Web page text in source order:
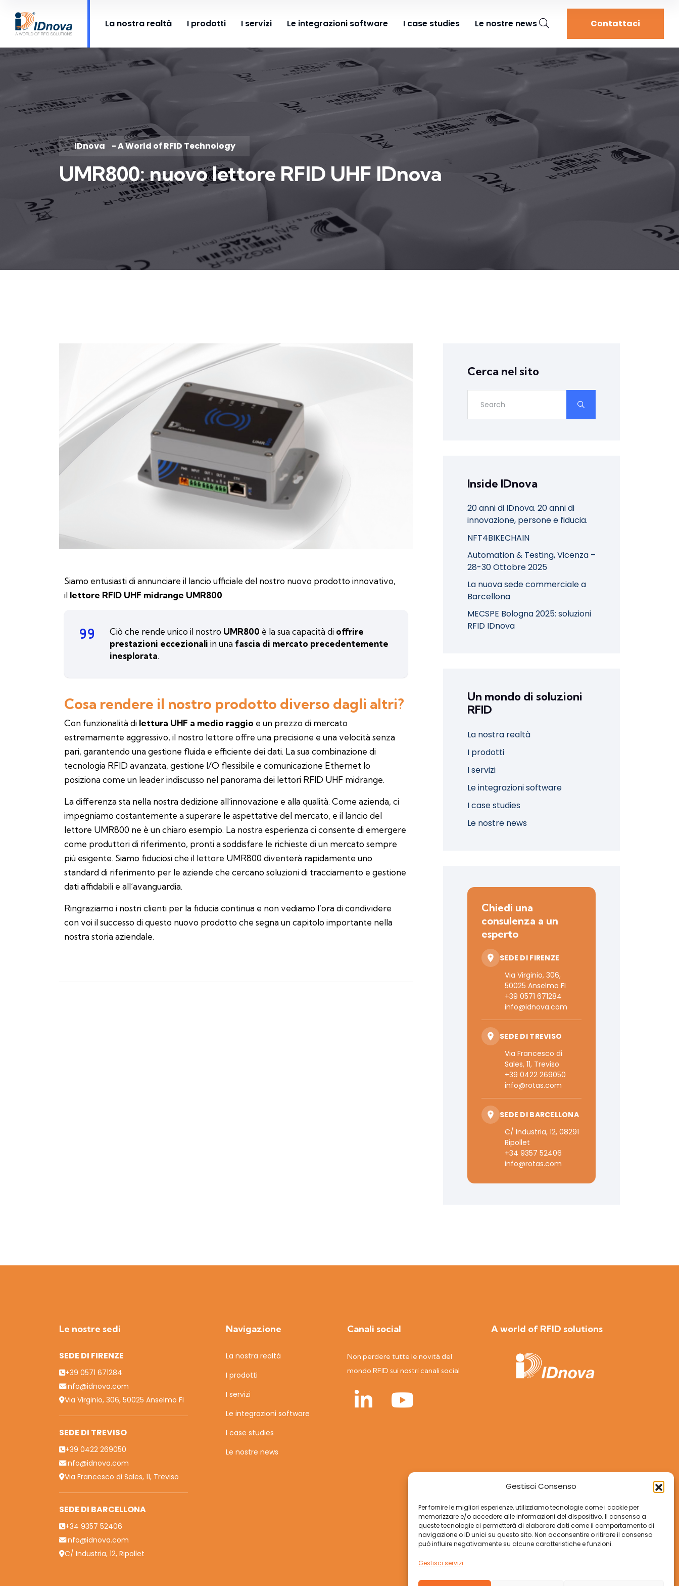
Gestisci Consenso
Per fornire le migliori esperienze, utilizziamo tecnologie come i cookie per
memorizzare e/o accedere alle informazioni del dispositivo. Il consenso a
queste tecnologie ci permetterà di elaborare dati come il comportamento di
navigazione o ID unici su questo sito. Non acconsentire o ritirare il consenso
può influire negativamente su alcune caratteristiche e funzioni.
Gestisci servizi
La nostra realtà I prodotti I servizi Le integrazioni software I case studies Le nostre news Contattaci
IDnova - A World of RFID Technology
UMR800: nuovo lettore RFID UHF IDnova
Siamo entusiasti di annunciare il lancio ufficiale del nostro nuovo prodotto innovativo,
il lettore RFID UHF midrange UMR800.
Ciò che rende unico il nostro UMR800 è la sua capacità di offrire
prestazioni eccezionali in una fascia di mercato precedentemente
inesplorata.
Cosa rendere il nostro prodotto diverso dagli altri?
Con funzionalità di lettura UHF a medio raggio e un prezzo di mercato
estremamente aggressivo, il nostro lettore offre una precisione e una velocità senza
pari, garantendo una gestione fluida e efficiente dei dati. La sua combinazione di
tecnologia RFID avanzata, gestione I/O flessibile e comunicazione Ethernet lo
posiziona come un leader indiscusso nel panorama dei lettori RFID UHF midrange.
La differenza sta nella nostra dedizione all’innovazione e alla qualità. Come azienda, ci
impegniamo costantemente a superare le aspettative del mercato, e il lancio del
lettore UMR800 ne è un chiaro esempio. La nostra esperienza ci consente di emergere
come produttori di riferimento, pronti a soddisfare le richieste di un mercato sempre
più esigente. Siamo fiduciosi che il lettore UMR800 diventerà rapidamente uno
standard di riferimento per le aziende che cercano soluzioni di tracciamento e gestione
dati affidabili e all’avanguardia.
Ringraziamo i nostri clienti per la fiducia continua e non vediamo l’ora di condividere
con voi il successo di questo nuovo prodotto che segna un capitolo importante nella
nostra storia aziendale.
Cerca nel sito
Inside IDnova
20 anni di IDnova. 20 anni di
innovazione, persone e fiducia.
NFT4BIKECHAIN
Automation & Testing, Vicenza –
28-30 Ottobre 2025
La nuova sede commerciale a
Barcellona
MECSPE Bologna 2025: soluzioni
RFID IDnova
Un mondo di soluzioni
RFID
La nostra realtà
I prodotti
I servizi
Le integrazioni software
I case studies
Le nostre news
Chiedi una
consulenza a un
esperto
SEDE DI FIRENZE
Via Virginio, 306,
50025 Anselmo FI
+39 0571 671284
info@idnova.com
SEDE DI TREVISO
Via Francesco di
Sales, 11, Treviso
+39 0422 269050
info@rotas.com
SEDE DI BARCELLONA
C/ Industria, 12, 08291
Ripollet
+34 9357 52406
info@rotas.com
Le nostre sedi
SEDE DI FIRENZE
+39 0571 671284
info@idnova.com
Via Virginio, 306, 50025 Anselmo FI
SEDE DI TREVISO
+39 0422 269050
info@idnova.com
Via Francesco di Sales, 11, Treviso
SEDE DI BARCELLONA
+34 9357 52406
info@idnova.com
C/ Industria, 12, Ripollet
Navigazione
La nostra realtà
I prodotti
I servizi
Le integrazioni software
I case studies
Le nostre news
Canali social
Non perdere tutte le novità del
mondo RFID sui nostri canali social
A world of RFID solutions